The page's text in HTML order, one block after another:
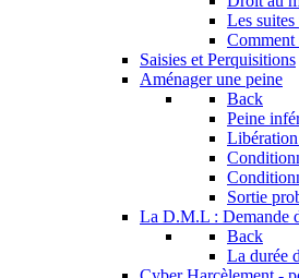
Les
Comment
Saisies et Perquisitions
Aménager une peine
Back
Peine
Sortie
La D.M.L : Demande
Back
La durée